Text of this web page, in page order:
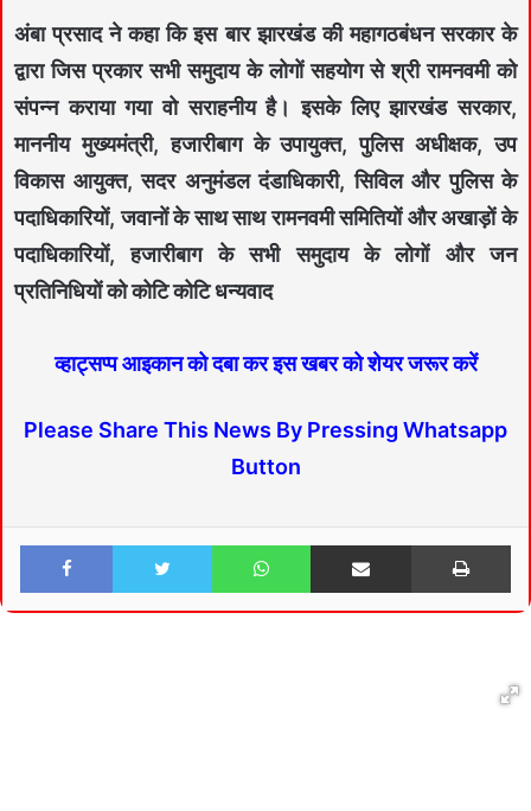
अंबा प्रसाद ने कहा कि इस बार झारखंड की महागठबंधन सरकार के
द्वारा जिस प्रकार सभी समुदाय के लोगों सहयोग से श्री रामनवमी को
संपन्न कराया गया वो सराहनीय है। इसके लिए झारखंड सरकार,
माननीय मुख्यमंत्री, हजारीबाग के उपायुक्त, पुलिस अधीक्षक, उप
विकास आयुक्त, सदर अनुमंडल दंडाधिकारी, सिविल और पुलिस के
पदाधिकारियों, जवानों के साथ साथ रामनवमी समितियों और अखाड़ों के
पदाधिकारियों, हजारीबाग के सभी समुदाय के लोगों और जन
प्रतिनिधियों को कोटि कोटि धन्यवाद
व्हाट्सप्प आइकान को दबा कर इस खबर को शेयर जरूर करें
Please Share This News By Pressing Whatsapp
Button
Facebook Twitter WhatsApp Share via Email Print